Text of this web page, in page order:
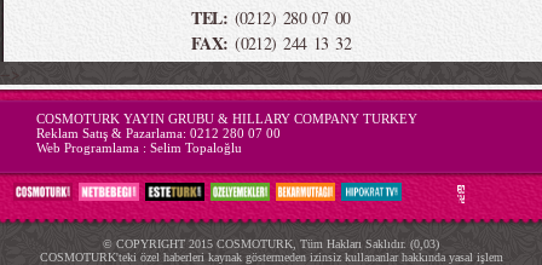
TEL: (0212) 280 07 00
FAX: (0212) 244 13 32
-->
COSMOTURK YAYIN GRUBU & HILLARY COMPANY TURKEY
Reklam Satış & Pazarlama: 0212 280 07 00
Web Programlama : Selim Topaloğlu
© COPYRIGHT 2015 COSMOTURK, Tüm Hakları Saklıdır. (0,03)
COSMOTURK'teki özel haberleri kaynak göstermeden izinsiz kullananlar hakkında yasal işlem